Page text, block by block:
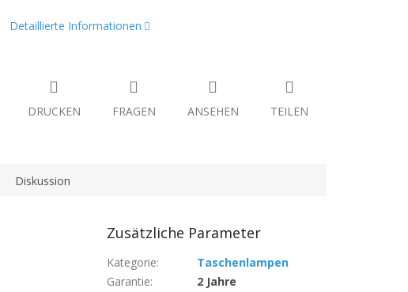
Detaillierte Informationen
DRUCKEN FRAGEN ANSEHEN TEILEN
Diskussion
Zusätzliche Parameter
Kategorie:
Taschenlampen
Garantie:
2 Jahre